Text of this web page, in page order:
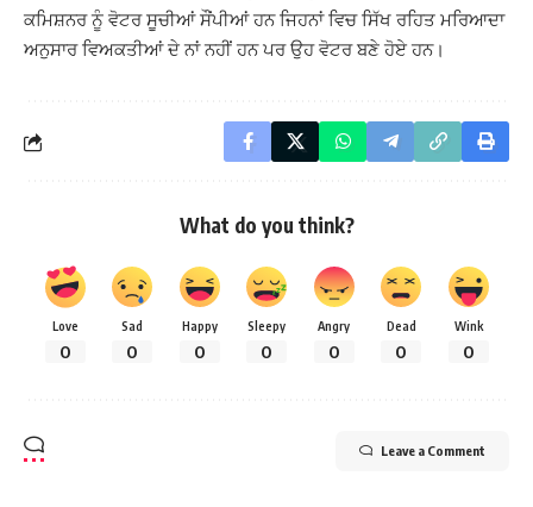
ਕਮਿਸ਼ਨਰ ਨੂੰ ਵੋਟਰ ਸੂਚੀਆਂ ਸੌਂਪੀਆਂ ਹਨ ਜਿਹਨਾਂ ਵਿਚ ਸਿੱਖ ਰਹਿਤ ਮਰਿਆਦਾ
ਅਨੁਸਾਰ ਵਿਅਕਤੀਆਂ ਦੇ ਨਾਂ ਨਹੀਂ ਹਨ ਪਰ ਉਹ ਵੋਟਰ ਬਣੇ ਹੋਏ ਹਨ।
What do you think?
Love
0
Sad
0
Happy
0
Sleepy
0
Angry
0
Dead
0
Wink
0
Leave a Comment